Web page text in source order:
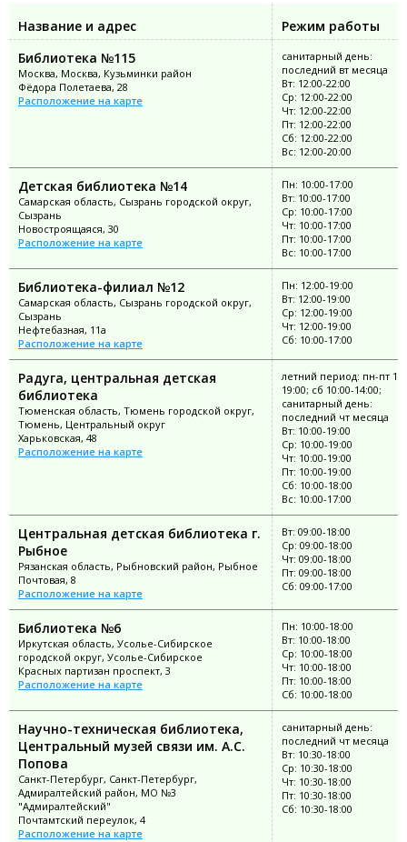
Название и адрес
Режим работы
Библиотека №115
Москва, Москва, Кузьминки район
Фёдора Полетаева, 28
Расположение на карте
санитарный день:
последний вт месяца
Вт: 12:00-22:00
Ср: 12:00-22:00
Чт: 12:00-22:00
Пт: 12:00-22:00
Сб: 12:00-22:00
Вс: 12:00-20:00
Детская библиотека №14
Самарская область, Сызрань городской округ,
Сызрань
Новостроящаяся, 30
Расположение на карте
Пн: 10:00-17:00
Вт: 10:00-17:00
Ср: 10:00-17:00
Чт: 10:00-17:00
Пт: 10:00-17:00
Вс: 10:00-17:00
Библиотека-филиал №12
Самарская область, Сызрань городской округ,
Сызрань
Нефтебазная, 11а
Расположение на карте
Пн: 12:00-19:00
Вт: 12:00-19:00
Ср: 12:00-19:00
Чт: 12:00-19:00
Сб: 10:00-17:00
Радуга, центральная детская
библиотека
Тюменская область, Тюмень городской округ,
Тюмень, Центральный округ
Харьковская, 48
Расположение на карте
летний период: пн-пт
19:00; сб 10:00-14:00;
санитарный день:
последний чт месяца
Вт: 10:00-19:00
Ср: 10:00-19:00
Чт: 10:00-19:00
Пт: 10:00-19:00
Сб: 10:00-18:00
Вс: 10:00-17:00
Центральная детская библиотека г.
Рыбное
Рязанская область, Рыбновский район, Рыбное
Почтовая, 8
Расположение на карте
Вт: 09:00-18:00
Ср: 09:00-18:00
Чт: 09:00-18:00
Пт: 09:00-18:00
Сб: 09:00-17:00
Библиотека №6
Иркутская область, Усолье-Сибирское
городской округ, Усолье-Сибирское
Красных партизан проспект, 3
Расположение на карте
Пн: 10:00-18:00
Вт: 10:00-18:00
Ср: 10:00-18:00
Чт: 10:00-18:00
Пт: 10:00-18:00
Сб: 10:00-18:00
Научно-техническая библиотека,
Центральный музей связи им. А.С.
Попова
Санкт-Петербург, Санкт-Петербург,
Адмиралтейский район, МО №3
"Адмиралтейский"
Почтамтский переулок, 4
Расположение на карте
санитарный день:
последний чт месяца
Вт: 10:30-18:00
Ср: 10:30-18:00
Чт: 10:30-18:00
Пт: 10:30-18:00
Сб: 10:30-18:00